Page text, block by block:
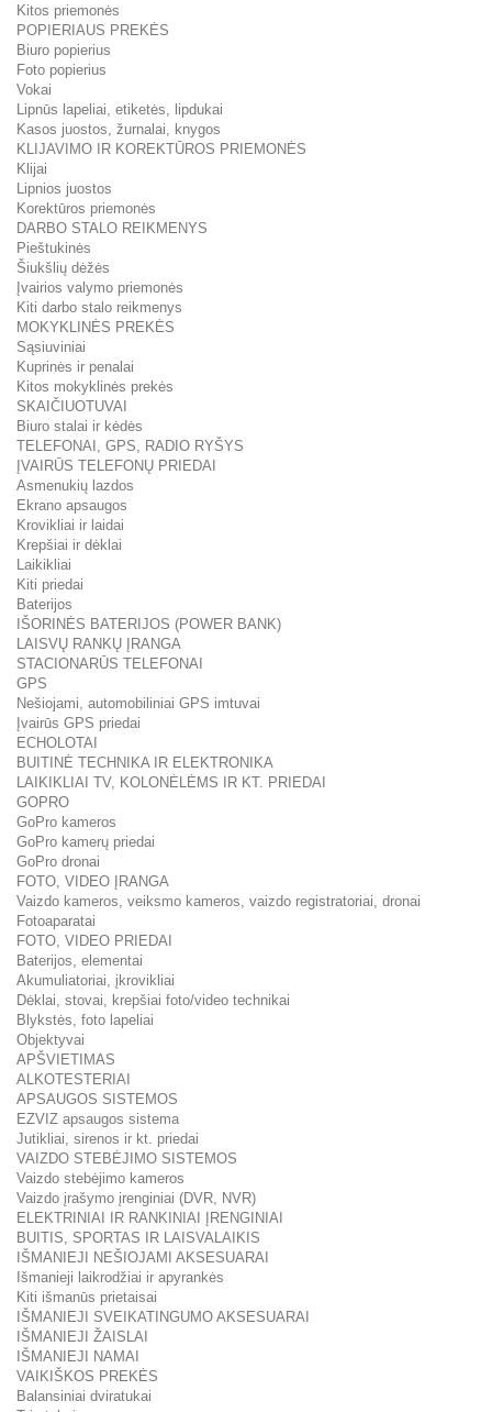
Kitos priemonės
POPIERIAUS PREKĖS
Biuro popierius
Foto popierius
Vokai
Lipnūs lapeliai, etiketės, lipdukai
Kasos juostos, žurnalai, knygos
KLIJAVIMO IR KOREKTŪROS PRIEMONĖS
Klijai
Lipnios juostos
Korektūros priemonės
DARBO STALO REIKMENYS
Pieštukinės
Šiukšlių dėžės
Įvairios valymo priemonės
Kiti darbo stalo reikmenys
MOKYKLINĖS PREKĖS
Sąsiuviniai
Kuprinės ir penalai
Kitos mokyklinės prekės
SKAIČIUOTUVAI
Biuro stalai ir kėdės
TELEFONAI, GPS, RADIO RYŠYS
ĮVAIRŪS TELEFONŲ PRIEDAI
Asmenukių lazdos
Ekrano apsaugos
Krovikliai ir laidai
Krepšiai ir dėklai
Laikikliai
Kiti priedai
Baterijos
IŠORINĖS BATERIJOS (POWER BANK)
LAISVŲ RANKŲ ĮRANGA
STACIONARŪS TELEFONAI
GPS
Nešiojami, automobiliniai GPS imtuvai
Įvairūs GPS priedai
ECHOLOTAI
BUITINĖ TECHNIKA IR ELEKTRONIKA
LAIKIKLIAI TV, KOLONĖLĖMS IR KT. PRIEDAI
GOPRO
GoPro kameros
GoPro kamerų priedai
GoPro dronai
FOTO, VIDEO ĮRANGA
Vaizdo kameros, veiksmo kameros, vaizdo registratoriai, dronai
Fotoaparatai
FOTO, VIDEO PRIEDAI
Baterijos, elementai
Akumuliatoriai, įkrovikliai
Dėklai, stovai, krepšiai foto/video technikai
Blykstės, foto lapeliai
Objektyvai
APŠVIETIMAS
ALKOTESTERIAI
APSAUGOS SISTEMOS
EZVIZ apsaugos sistema
Jutikliai, sirenos ir kt. priedai
VAIZDO STEBĖJIMO SISTEMOS
Vaizdo stebėjimo kameros
Vaizdo įrašymo įrenginiai (DVR, NVR)
ELEKTRINIAI IR RANKINIAI ĮRENGINIAI
BUITIS, SPORTAS IR LAISVALAIKIS
IŠMANIEJI NEŠIOJAMI AKSESUARAI
Išmanieji laikrodžiai ir apyrankės
Kiti išmanūs prietaisai
IŠMANIEJI SVEIKATINGUMO AKSESUARAI
IŠMANIEJI ŽAISLAI
IŠMANIEJI NAMAI
VAIKIŠKOS PREKĖS
Balansiniai dviratukai